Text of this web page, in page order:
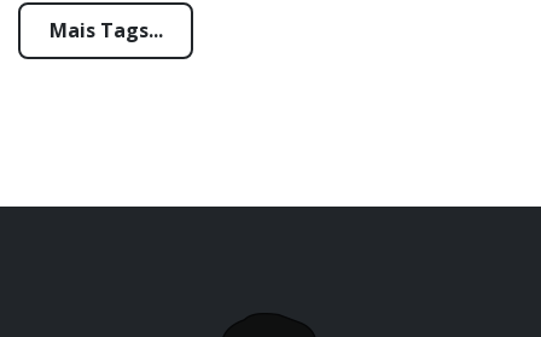
Mais Tags...